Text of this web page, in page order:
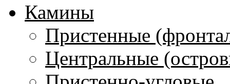
Камины
Пристенные
Центральные